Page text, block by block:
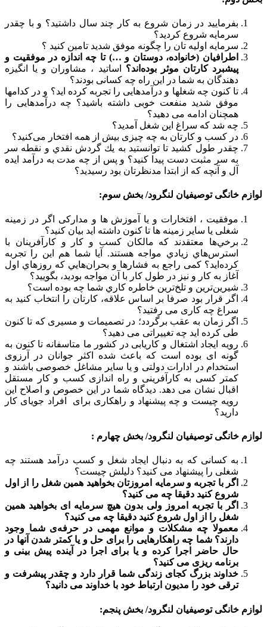
بفرمایید در زمان شروع به کار چند سال داشتید؟ و با چقدر
سرمایه شروع کردید؟
سرمایه اولیه تان را چگونه موفق شدید تامین کنید ؟
اطرافیان (خانواده، دوستان و …) تا چه اندازه در موفقیت و
پیشبرد کارتان موثر بوده‌اند؟ اساتید ، مشاوران و یا انگیزه
دهندگان به شما در این راه چه کسانی بودند؟
تا کنون چه شغلها و درآمدهایی را تجربه کرده اید؟ و در کدامها
موفق شدید منفعت خوبی داشته باشید؟ چه درآمدهایی را
همچنان ادامه می دهید؟
چه شد که سراغ این شغل آمدید؟
در کسب و کارتان به چه‌ چیزی بیش از همه افتخار می‌کنید؟
چقدر طول کشید تا توانستيد به يك گردش نقدي و نقطه سر
به سر مثبت دست پيدا كنيد؟ و پس از چه مدت به درآمد ایده
آل و آنچه که از ابتدا مدنظرتان بود رسیدید؟
لوازم خانگی توصیفیان لنگرود/ بخش سوم:
موفقیت ، افتخارات و یا آموزش ها و مدارکی اگر در زمینه
شغلی یا سایر زمینه ها تا کنون داشته اید بیان کنید؟
برخي‌ها معتقدند كه مالکان کسب و کار و كارآفرينان با
استرس‌هاي زيادي مواجه هستند. آيا شما هم اين را تجربه
كرده‌ايد؟ کمی راجع به فشارها و بحران‌هايي كه روزهاي اول
آغاز به كار و نیز در طول کار با آن مواجه بوديد، بگوييد؟
شيرين‌ترين و تلخ‌ترين خاطره كاري شما چه بوده است؟
اگر قرار بود صرفا بر اساس علاقه، کارتان را انتخاب کنید به
سراغ چه کاری می رفتید؟
اگر زمان به عقب برگردد؛ در تصمیمات و مسیری که تا کنون
طی کرده اید چه تغییراتی می دهید؟
رویه ایجاد اشتغال و کاریابی در کشور ما متاسفانه تا کنون به
گونه ای بوده است که باعث شده اکثر جوانان در آرزوی
استخدام در ادارات دولتی و یا سایر مشاغل خصوصی باشند و
کمتر کسی به کارآفرینی و راه اندازی کسب و کار مستقل
اقبال نشان می دهد. دیدگاه شما در این خصوص و اصلاح این
رویه چیست و چه پیشنهاد و راهکاری برای افراد جویای کار
دارید؟
لوازم خانگی توصیفیان لنگرود/ بخش چهارم :
به کسانی که به دنبال ایجاد شغل و کسب درآمد هستند چه
شغلی را پیشنهاد می کنید؟ دلیلش چیست؟
اگر با تجربه و سرمایه امروزتان بخواهید همین شغل را از اول
شروع کنید دقیقا چه می کنید؟
اگر با تجربه امروز ولی بدون هیچ سرمایه ای بخواهید همین
شغل را از اول شروع کنید دقیقا چه می کنید؟
معمولا چه مشکلات و موانع مهمی در حرفه‌ی شما وجود
دارند؟ شما چه راهکارهایی را برای حل و یا کمتر شدن آنها در
حال حاضر اجرا کرده و یا برای اجرا در آینده پیش بینی و
برنامه ریزی می کنید؟
خداوند بزرگ کجای زندگی شما قرار دارد و چقدر پیشرفت و
ترقی خود را مدیون ارتباط خود با خداوند می دانید؟
لوازم خانگی توصیفیان لنگرود/ بخش پنجم: